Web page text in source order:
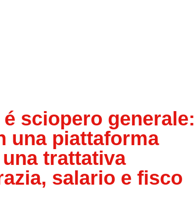
é sciopero generale:
una piattaforma
trattativa
salario e fisco